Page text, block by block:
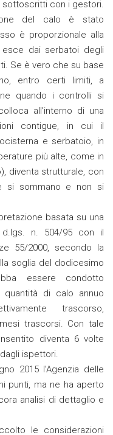
con i gestori.
del calo è stato
è proporzionale alla
dai serbatoi degli
Se è vero che su base
entro certi limiti, a
quando i controlli si
all’interno di una
contigue, in cui il
e serbatoio, in
più alte, come in
diventa strutturale, con
si sommano e non si
basata su una
d.lgs. n. 504/95 con il
55/2000, secondo la
soglia del dodicesimo
essere condotto
quantità di calo annuo
trascorso,
trascorsi. Con tale
diventa 6 volte
ispettori.
2015 l’Agenzia delle
punti, ma ne ha aperto
analisi di dettaglio e
le considerazioni